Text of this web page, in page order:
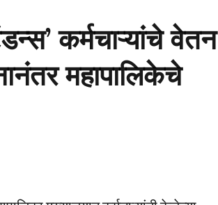
कर्मचाऱ्यांचे वेतन
महापालिकेचे